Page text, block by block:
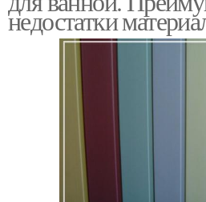
недостатки